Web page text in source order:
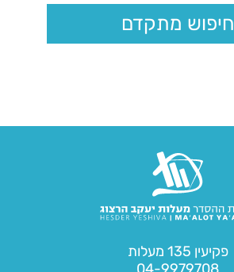
חיפוש מתקדם
פקיעין 135 מעלות